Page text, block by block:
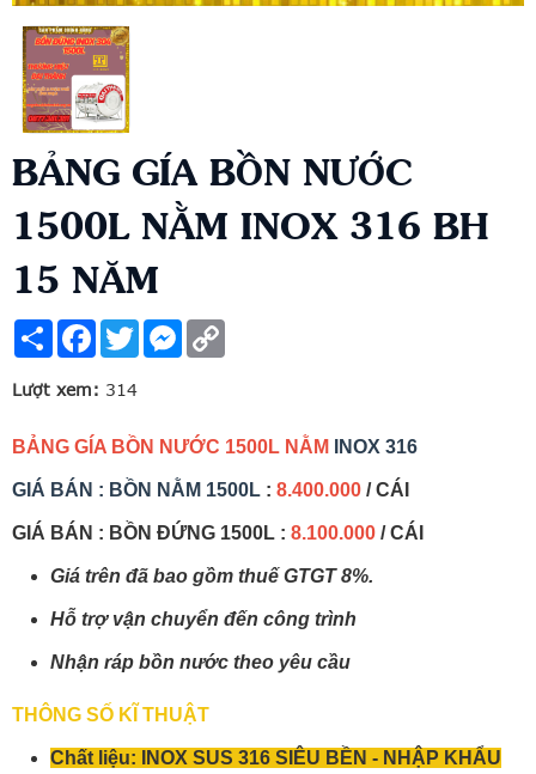
BẢNG GÍA BỒN NƯỚC
1500L NẰM INOX 316 BH
15 NĂM
ShareFacebook
TwitterMessenger
Lượt xem: 314
BẢNG GÍA BỒN NƯỚC 1500L NẰM INOX 316
GIÁ BÁN : BỒN NẰM 1500L : 8.400.000 / CÁI
GIÁ BÁN : BỒN ĐỨNG 1500L : 8.100.000 / CÁI
Giá trên đã bao gồm thuế GTGT 8%.
Hỗ trợ vận chuyển đến công trình
Nhận ráp bồn nước theo yêu cầu
THÔNG SỐ KĨ THUẬT
Chất liệu: INOX SUS 316 SIÊU BỀN - NHẬP KHẨU